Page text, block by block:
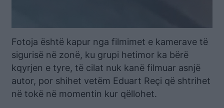
Fotoja është kapur nga filmimet e kamerave të
sigurisë në zonë, ku grupi hetimor ka bërë
kqyrjen e tyre, të cilat nuk kanë filmuar asnjë
autor, por shihet vetëm Eduart Reçi që shtrihet
në tokë në momentin kur qëllohet.